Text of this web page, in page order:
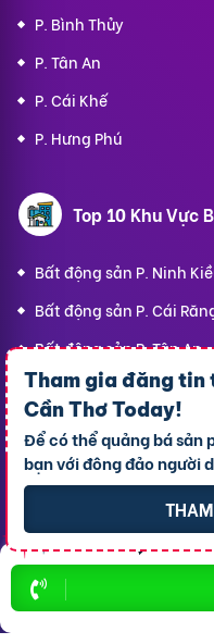
Tham gia đăng tin
Cần Thơ Today!
Để có thể quảng bá sản
bạn với đông đảo người
P. Bình Thủy
P. Tân An
P. Cái Khế
P. Hưng Phú
Top 10 Khu Vực
Bất động sản P. Ninh
Bất động sản P. Cái
Bất động sản P. Tân An
Bất động sản P. Cái Khế
Bất động sản P. Bình Thủy
Bất động sản P. Long
Bất động sản P. Hưng
Bất động sản P. An Bình
Bất động sản X. Phong
Bất động sản P. Ô Môn